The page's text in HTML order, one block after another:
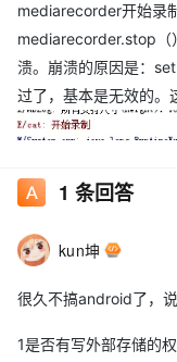
mediarecorder开始录
mediarecorder.stop（
溃。崩溃的原因是：
过了，基本是无效的。
1 条回答
kun坤
很久不搞android了，
1是否有写外部存储的